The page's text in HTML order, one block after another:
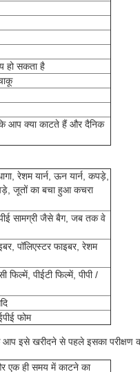
हो सकता है
आप क्या काटते हैं और दैनिक
रेशम यार्न, ऊन यार्न, कपड़े,
जूतों का बचा हुआ कचरा
सामग्री जैसे बैग, जब तक वे
पॉलिएस्टर फाइबर, रेशम
फिल्में, पीईटी फिल्में, पीपी /
फोम
आप इसे खरीदने से पहले इसका
एक ही समय में काटने का